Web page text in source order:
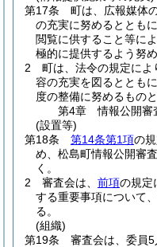
第17条
町は、広報媒体
の充実に努めるととも
閲覧に供すること等に
極的に提供するよう努
2
町は、法令の規定に
容の充実を図るととも
度の整備に努めるものと
第4章
情報公開審
(設置等)
第18条
第14条第1項の
め、松島町情報公開審
く。
2
審査会は、 前項の規定
する重要事項について
る。
(組織)
第19条
審査会は、委員5